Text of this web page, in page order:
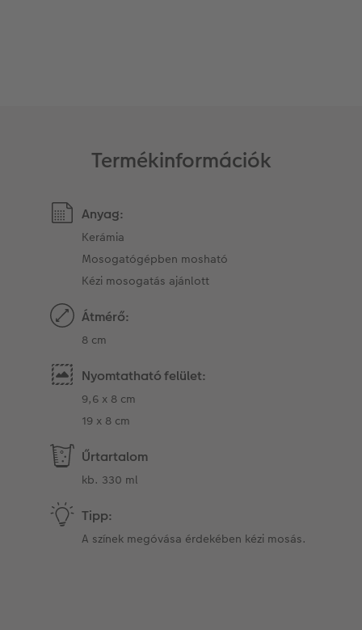
Termékinformációk
Anyag:
Kerámia
Mosogatógépben mosható
Kézi mosogatás ajánlott
Átmérő:
8 cm
Nyomtatható felület:
9,6 x 8 cm
19 x 8 cm
Űrtartalom
kb. 330 ml
Tipp:
A színek megóvása érdekében kézi mosás.